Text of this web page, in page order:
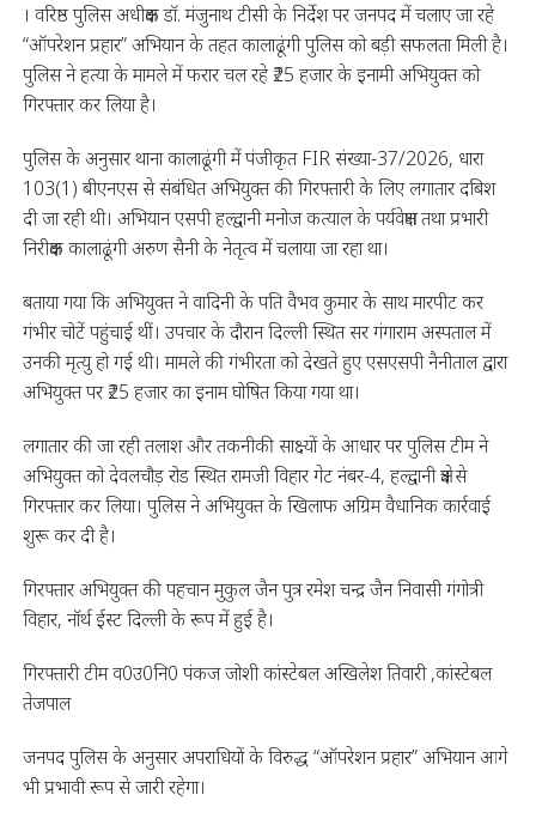
। वरिष्ठ पुलिस अधीक्षक डॉ. मंजुनाथ टीसी के निर्देश पर जनपद में चलाए जा रहे
“ऑपरेशन प्रहार” अभियान के तहत कालाढूंगी पुलिस को बड़ी सफलता मिली है।
पुलिस ने हत्या के मामले में फरार चल रहे ₹25 हजार के इनामी अभियुक्त को
गिरफ्तार कर लिया है।
पुलिस के अनुसार थाना कालाढूंगी में पंजीकृत FIR संख्या-37/2026, धारा
103(1) बीएनएस से संबंधित अभियुक्त की गिरफ्तारी के लिए लगातार दबिश
दी जा रही थी। अभियान एसपी हल्द्वानी मनोज कत्याल के पर्यवेक्षण तथा प्रभारी
निरीक्षक कालाढूंगी अरुण सैनी के नेतृत्व में चलाया जा रहा था।
बताया गया कि अभियुक्त ने वादिनी के पति वैभव कुमार के साथ मारपीट कर
गंभीर चोटें पहुंचाई थीं। उपचार के दौरान दिल्ली स्थित सर गंगाराम अस्पताल में
उनकी मृत्यु हो गई थी। मामले की गंभीरता को देखते हुए एसएसपी नैनीताल द्वारा
अभियुक्त पर ₹25 हजार का इनाम घोषित किया गया था।
लगातार की जा रही तलाश और तकनीकी साक्ष्यों के आधार पर पुलिस टीम ने
अभियुक्त को देवलचौड़ रोड स्थित रामजी विहार गेट नंबर-4, हल्द्वानी क्षेत्र से
गिरफ्तार कर लिया। पुलिस ने अभियुक्त के खिलाफ अग्रिम वैधानिक कार्रवाई
शुरू कर दी है।
गिरफ्तार अभियुक्त की पहचान मुकुल जैन पुत्र रमेश चन्द्र जैन निवासी गंगोत्री
विहार, नॉर्थ ईस्ट दिल्ली के रूप में हुई है।
गिरफ्तारी टीम व0उ0नि0 पंकज जोशी कांस्टेबल अखिलेश तिवारी ,कांस्टेबल
तेजपाल
जनपद पुलिस के अनुसार अपराधियों के विरुद्ध “ऑपरेशन प्रहार” अभियान आगे
भी प्रभावी रूप से जारी रहेगा।